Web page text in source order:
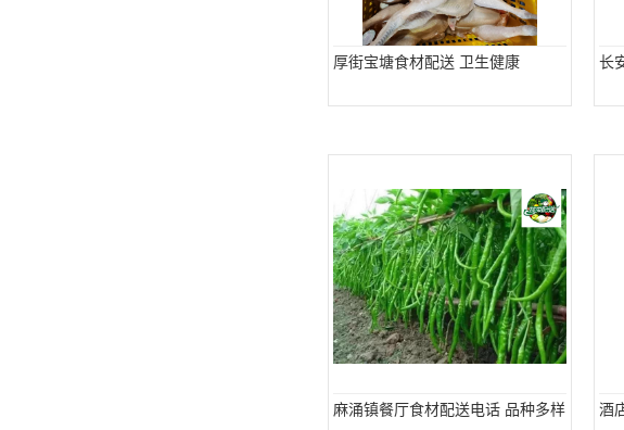
厚街宝塘食材配送 卫生健康 长
麻涌镇餐厅食材配送电话 品种多样 酒